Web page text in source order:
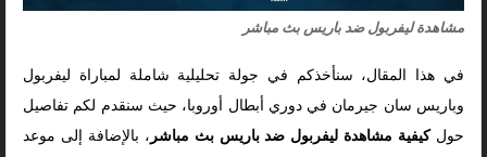
مشاهدة ليفربول ضد باريس بث مباشر
في هذا المقال، سنأخذكم في جولة تحليلية شاملة لمباراة ليفربول
وباريس سان جيرمان في دوري أبطال أوروبا، حيث سنقدم لكم تفاصيل
حولكيفية مشاهدة ليفربول ضد باريس بث مباشر ، بالإضافة إلى موعد